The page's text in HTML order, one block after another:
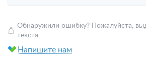
Обнаружили ошибку? Пожалуйста,
текста.
Напишите нам